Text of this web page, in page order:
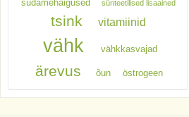
südamehaigused sünteetilised lisaained
tsink vitamiinid
vähk vähkkasvajad
ärevus õun östrogeen